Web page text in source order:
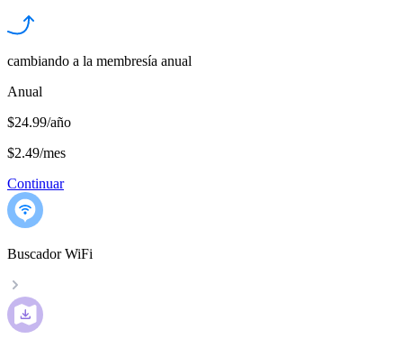
cambiando a la membresía anual
Anual
$24.99/año
$2.49/mes
Continuar
Buscador WiFi